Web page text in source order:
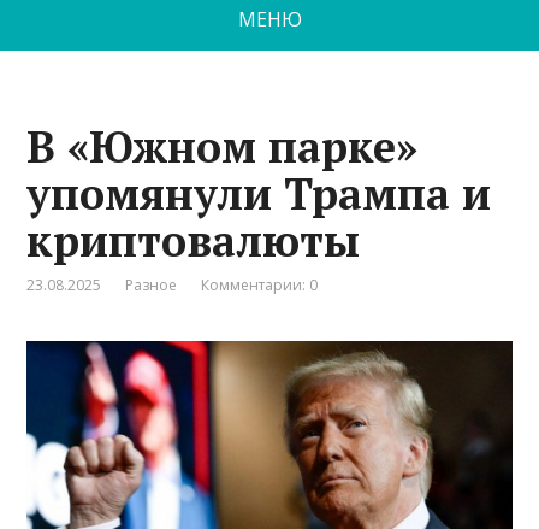
МЕНЮ
В «Южном парке»
упомянули Трампа и
криптовалюты
23.08.2025 Разное Комментарии: 0